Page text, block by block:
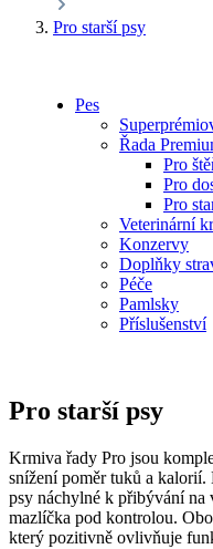
Pro starší psy
Pes
Řada
Pro
Pro
Pro
Veterinární
Konzervy
Doplňky
Péče
Pamlsky
Příslušenství
Pro starší psy
Krmiva řady Pro jsou
snížení poměr tuků a
psy náchylné k přibývání na
mazlíčka pod kontrolou.
který pozitivně ovlivňuje